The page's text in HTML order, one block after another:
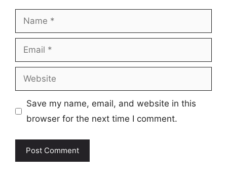
Name
Email
Website
Save my name, email, and website in this
browser for the next time I comment.